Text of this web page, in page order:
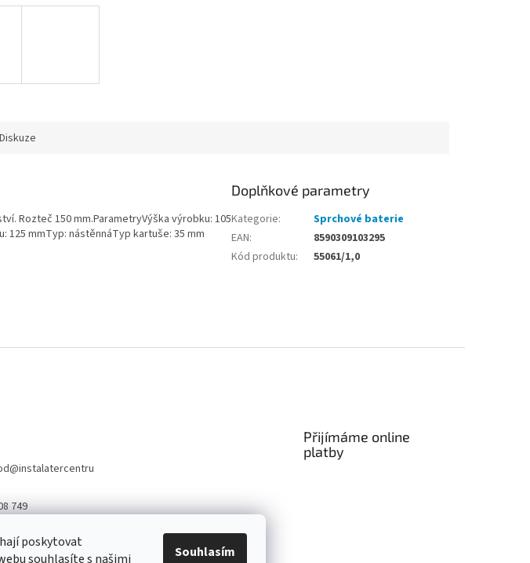
poskytovat
souhlasíte s našimi
Souhlasím
Diskuze
Rozteč 150 mm.ParametryVýška výrobku: 105
125 mmTyp: nástěnnáTyp kartuše: 35 mm
Doplňkové parametry
Kategorie:
Sprchové baterie
EAN:
8590309103295
Kód produktu: 55061/1,0
@instalatercentru
749
Přijímáme online
platby